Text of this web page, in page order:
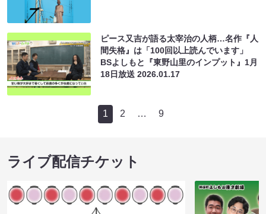
ピース又吉が語る太宰治の人柄…名作『人
間失格』は「100回以上読んでいます」
BSよしもと『東野山里のインプット』1月
18日放送2026.01.17
1 2 … 9
ライブ配信チケット